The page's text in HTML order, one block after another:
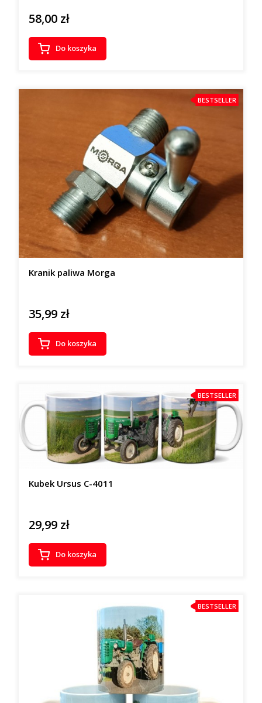
Cena
58,00 zł
Do koszyka
BESTSELLER
Kranik paliwa Morga
Cena
35,99 zł
Do koszyka
BESTSELLER
Kubek Ursus C-4011
Cena
29,99 zł
Do koszyka
BESTSELLER